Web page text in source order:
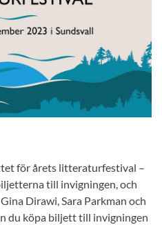
för årets litteraturfestival –
till invigningen, och
Dirawi, Sara Parkman och
du köpa biljett till invigningen